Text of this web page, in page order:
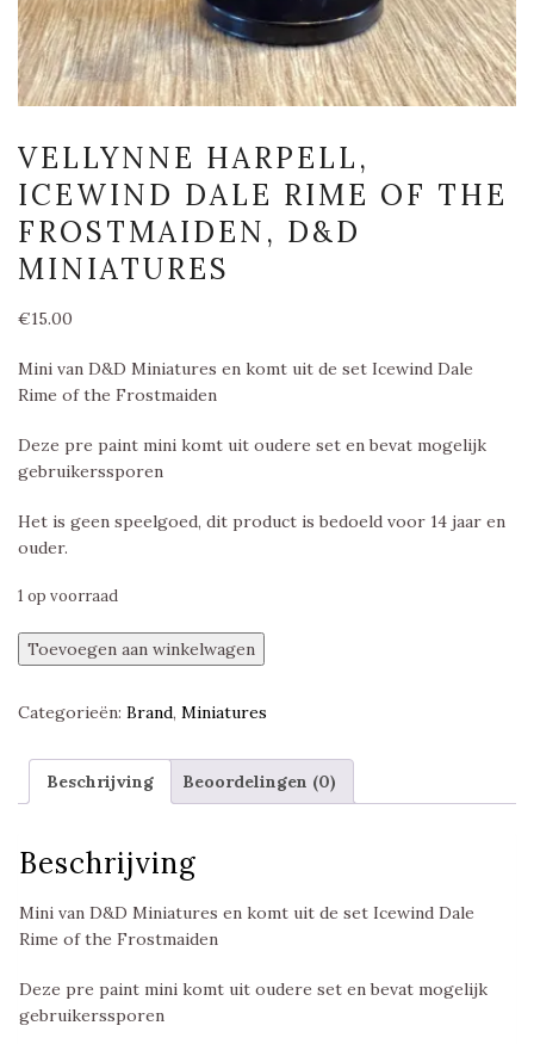
VELLYNNE HARPELL,
ICEWIND DALE RIME OF THE
FROSTMAIDEN, D&D
MINIATURES
€15.00
Mini van D&D Miniatures en komt uit de set Icewind Dale
Rime of the Frostmaiden
Deze pre paint mini komt uit oudere set en bevat mogelijk
gebruikerssporen
Het is geen speelgoed, dit product is bedoeld voor 14 jaar en
ouder.
1 op voorraad
Vellynne
Harpell,
Dale
the
D&D
Miniatures
aantal
Toevoegen aan winkelwagen
Categorieën: Brand, Miniatures
Beschrijving Beoordelingen (0)
Beschrijving
Mini van D&D Miniatures en komt uit de set Icewind Dale
Rime of the Frostmaiden
Deze pre paint mini komt uit oudere set en bevat mogelijk
gebruikerssporen